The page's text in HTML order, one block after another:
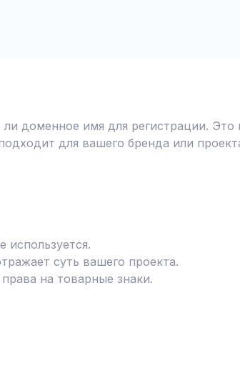
доменное имя для регистрации. Это
для вашего бренда или
используется.
суть вашего проекта.
на товарные знаки.